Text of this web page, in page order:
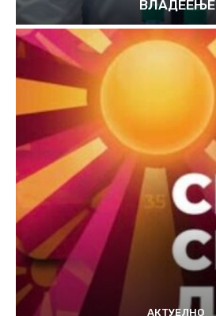
ВЛАДЕЕЊЕ
АКТУЕЛНО